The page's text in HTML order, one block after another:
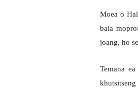
Moea o
bala
joang, ho
Temana